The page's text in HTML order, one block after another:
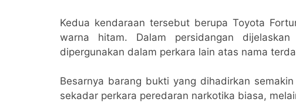
Kedua kendaraan tersebut berupa Toyota
warna hitam. Dalam persidangan
dipergunakan dalam perkara lain atas nama
Besarnya barang bukti yang dihadirkan
sekadar perkara peredaran narkotika biasa,